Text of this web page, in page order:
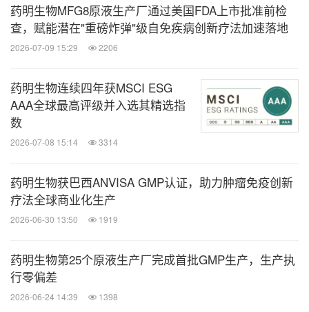
药明生物MFG8原液生产厂通过美国FDA上市批准前检
查，赋能潜在"重磅炸弹"级自免疾病创新疗法加速落地
2026-07-09 15:29 2206
药明生物连续四年获MSCI ESG
AAA全球最高评级并入选其精选指
数
2026-07-08 15:14 3314
药明生物获巴西ANVISA GMP认证，助力肿瘤免疫创新
疗法全球商业化生产
2026-06-30 13:50 1919
药明生物第25个原液生产厂完成首批GMP生产，生产执
行零偏差
2026-06-24 14:39 1398